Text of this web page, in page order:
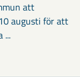
att
augusti för att
...